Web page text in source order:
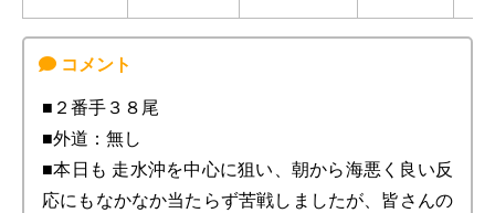
■２番手３８尾
■外道：無し
■本日も 走水沖を中心に狙い、朝から海悪く良い反
応にもなかなか当たらず苦戦しましたが、皆さんの